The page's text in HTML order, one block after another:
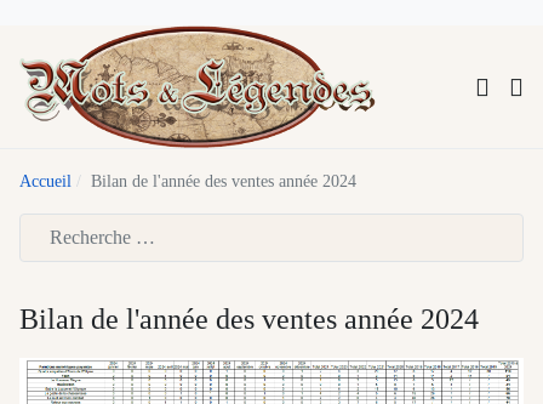
Accueil Bilan de l'année des ventes année 2024
Bilan de l'année des ventes année 2024